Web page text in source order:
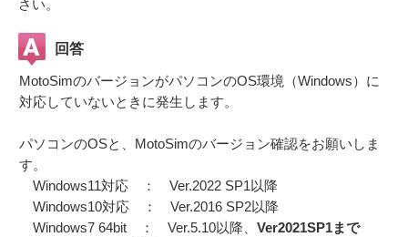
さい。
回答
MotoSimのバージョンがパソコンのOS環境（Windows）に
対応していないときに発生します。
パソコンのOSと、MotoSimのバージョン確認をお願いしま
す。
Windows11対応 ： Ver.2022 SP1以降
Windows10対応 ： Ver.2016 SP2以降
Windows7 64bit ： Ver.5.10以降、 Ver2021SP1まで